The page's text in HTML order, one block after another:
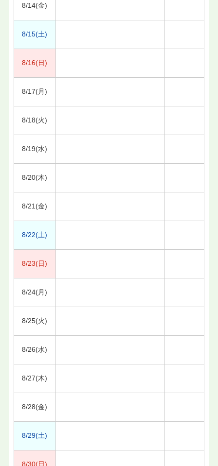
8/14(金)
8/15(土)
8/16(日)
8/17(月)
8/18(火)
8/19(水)
8/20(木)
8/21(金)
8/22(土)
8/23(日)
8/24(月)
8/25(火)
8/26(水)
8/27(木)
8/28(金)
8/29(土)
8/30(日)